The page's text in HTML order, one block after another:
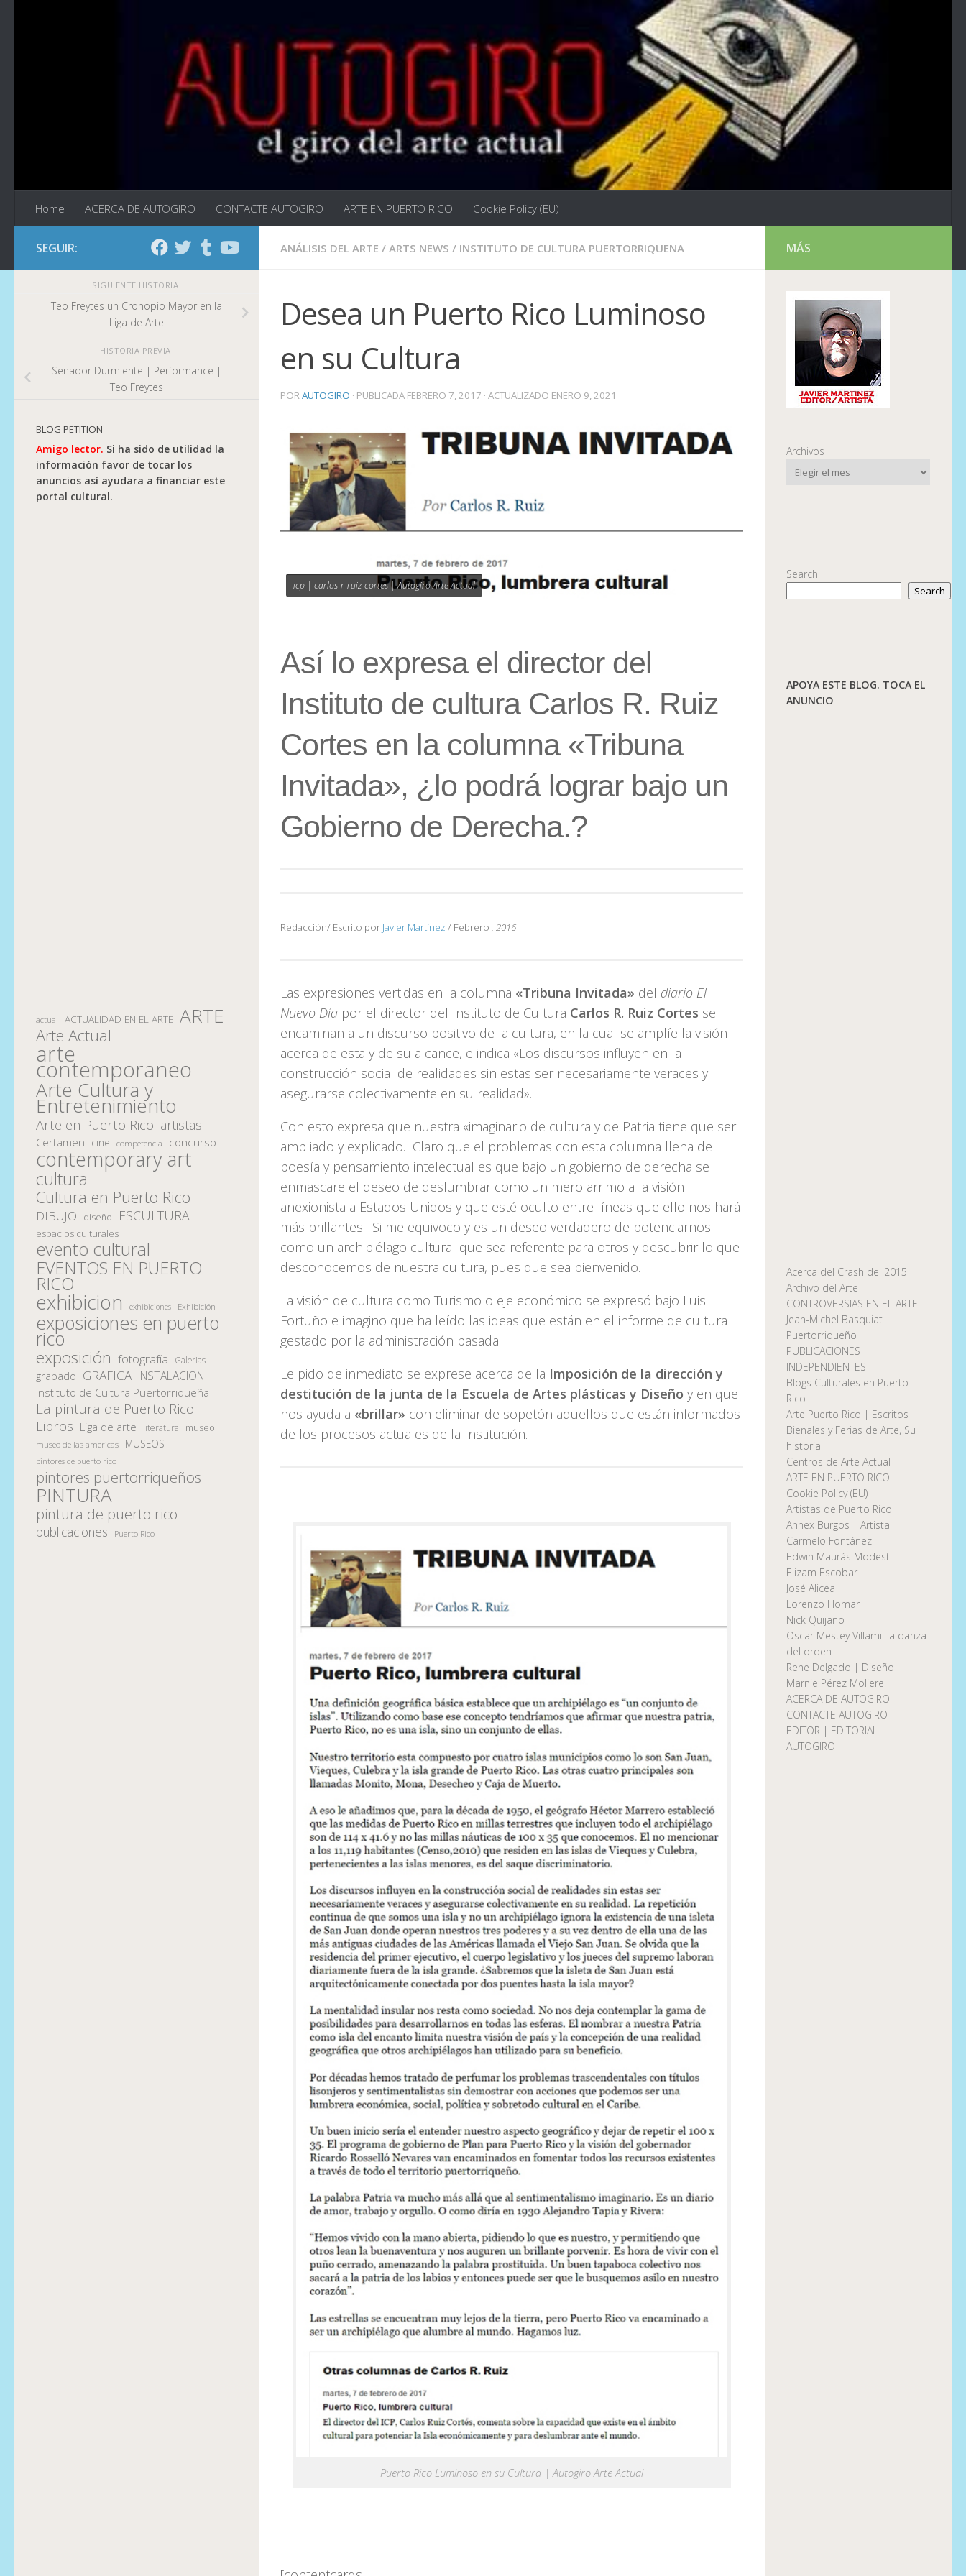
Home ACERCA DE AUTOGIRO CONTACTE AUTOGIRO ARTE EN PUERTO RICO Cookie Policy (EU)
ANÁLISIS DEL ARTE / ARTS NEWS / INSTITUTO DE CULTURA PUERTORRIQUENA
Desea un Puerto Rico Luminoso
en su Cultura
PORAUTOGIRO · PUBLICADA FEBRERO 7, 2017 · ACTUALIZADO ENERO 9, 2021
icp | carlos-r-ruiz-cortes | Autogiro Arte Actual
Así lo expresa el director del
Instituto de cultura Carlos R. Ruiz
Cortes en la columna «Tribuna
Invitada», ¿lo podrá lograr bajo un
Gobierno de Derecha.?
Redacción/ Escrito por Javier Martínez / Febrero , 2016
Las expresiones vertidas en la columna «Tribuna Invitada» del diario El
Nuevo Día por el director del Instituto de Cultura Carlos R. Ruiz Cortes se
encaminan a un discurso positivo de la cultura, en la cual se amplíe la visión
acerca de esta y de su alcance, e indica «Los discursos influyen en la
construcción social de realidades sin estas ser necesariamente veraces y
asegurarse colectivamente en su realidad».
Con esto expresa que nuestra «imaginario de cultura y de Patria tiene que ser
ampliado y explicado. Claro que el problemas con esta columna llena de
poesía y pensamiento intelectual es que bajo un gobierno de derecha se
enmascare el deseo de deslumbrar como un mero arrimo a la visión
anexionista a Estados Unidos y que esté oculto entre líneas que ello nos hará
más brillantes. Si me equivoco y es un deseo verdadero de potenciarnos
como un archipiélago cultural que sea referente para otros y descubrir lo que
desconocemos de nuestra cultura, pues que sea bienvenido.
La visión de cultura como Turismo o eje económico se expresó bajo Luis
Fortuño e imagino que ha leído las ideas que están en el informe de cultura
gestado por la administración pasada.
Le pido de inmediato se exprese acerca de la Imposición de la dirección y
destitución de la junta de la Escuela de Artes plásticas y Diseño y en que
nos ayuda a «brillar» con eliminar de sopetón aquellos que están informados
de los procesos actuales de la Institución.
Puerto Rico Luminoso en su Cultura | Autogiro Arte Actual
SEGUIR:
SIGUIENTE HISTORIA
Teo Freytes un Cronopio Mayor en la
Liga de Arte
HISTORIA PREVIA
Senador Durmiente | Performance |
Teo Freytes
BLOG PETITION
Amigo lector. Si ha sido de utilidad la
información favor de tocar los
anuncios así ayudara a financiar este
portal cultural.
actual ACTUALIDAD EN EL ARTE ARTE
Arte Actual
arte
contemporaneo
Arte Cultura y
Entretenimiento
Arte en Puerto Rico artistas
Certamen cine competencia concurso
contemporary art
cultura
Cultura en Puerto Rico
DIBUJO diseño ESCULTURA
espacios culturales
evento cultural
EVENTOS EN PUERTO
RICO
exhibicion exhibiciones Exhibición
exposiciones en puerto
rico
exposición fotografía Galerias
grabado GRAFICA INSTALACION
Instituto de Cultura Puertorriqueña
La pintura de Puerto Rico
Libros Liga de arte literatura museo
museo de las americas MUSEOS
pintores de puerto rico
pintores puertorriqueños
PINTURA
pintura de puerto rico
publicaciones Puerto Rico
MÁS
Archivos
Search
Search
APOYA ESTE BLOG. TOCA EL
ANUNCIO
Acerca del Crash del 2015
Archivo del Arte
CONTROVERSIAS EN EL ARTE
Jean-Michel Basquiat
Puertorriqueño
PUBLICACIONES
INDEPENDIENTES
Blogs Culturales en Puerto
Rico
Arte Puerto Rico | Escritos
Bienales y Ferias de Arte, Su
historia
Centros de Arte Actual
ARTE EN PUERTO RICO
Cookie Policy (EU)
Artistas de Puerto Rico
Annex Burgos | Artista
Carmelo Fontánez
Edwin Maurás Modesti
Elizam Escobar
José Alicea
Lorenzo Homar
Nick Quijano
Oscar Mestey Villamil la danza
del orden
Rene Delgado | Diseño
Marnie Pérez Moliere
ACERCA DE AUTOGIRO
CONTACTE AUTOGIRO
EDITOR | EDITORIAL |
AUTOGIRO